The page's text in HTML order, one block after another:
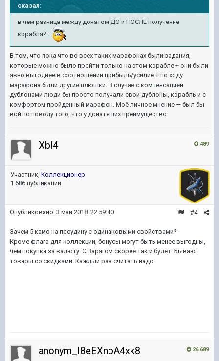
сказал:
в чем разница между донатом ДО и ПОСЛЕ получение
корабля?..
В том, что пока что во всех таких марафонах были задания,
которые можно было пройти только на этом корабле + они были
явно выгоднее в соотношении прибыль/усилие + по ходу
марафона были другие плюшки. В случае с компенсацией
дублонами люди бы просто получали свои дублоны, корабль и с
комфортом пройденный марафон. Моё личное мнение — был бы
вой по поводу того, что у донатящих преимущество.
489
Xbl4
Участник, Коллекционер
1 686 публикаций
#4
Опубликовано: 3 май 2018, 22:59:40
Зачем 5 камо на посудину с одинаковыми свойствами?
Кроме флага для коллекции, бонусы могут быть менее выгодны,
чем покупка за валюту. С Варягом скорее так и будет. Бывают
товары со скидками. Каждый раз считать надо.
26 689
anonym_I8eEXnpA4xk8